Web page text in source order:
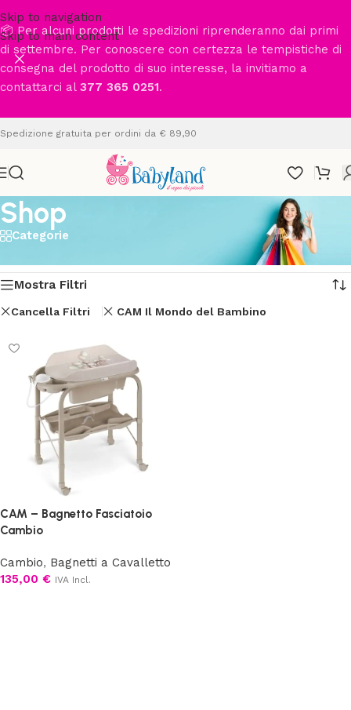
Skip to navigation
Skip to main content
📦 Per alcuni prodotti le spedizioni riprenderanno dai primi
di settembre. Per conoscere con certezza le tempistiche di
consegna del prodotto di suo interesse, la invitiamo a
contattarci al 377 365 0251.
Spedizione gratuita per ordini da € 89,90
Shop
Categorie
Visualizzazione del risultato
Mostra Filtri
Cancella Filtri CAM Il Mondo del Bambino
CAM – Bagnetto Fasciatoio
Cambio
Cambio, Bagnetti a Cavalletto
135,00 € IVA Incl.